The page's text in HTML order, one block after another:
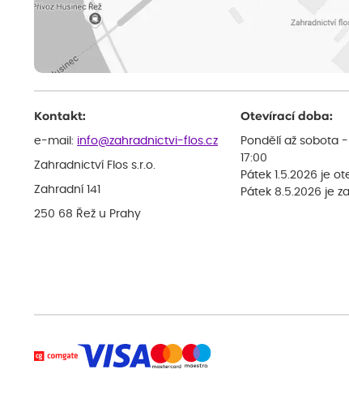
Kontakt:
e-mail: info@zahradnictvi-flos.cz
Zahradnictví Flos s.r.o.
Zahradní 141
250 68 Řež u Prahy
Otevírací doba:
Pondělí až sobota
17:00
Pátek 1.5.2026 je
Pátek 8.5.2026 je